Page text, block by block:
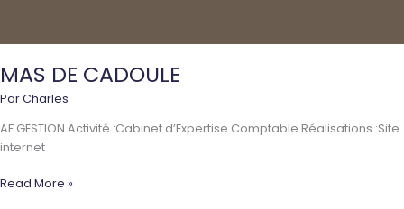
MAS DE CADOULE
ParCharles
AF GESTION Activité :Cabinet d’Expertise Comptable Réalisations :Site
internet
MAS
Read More »